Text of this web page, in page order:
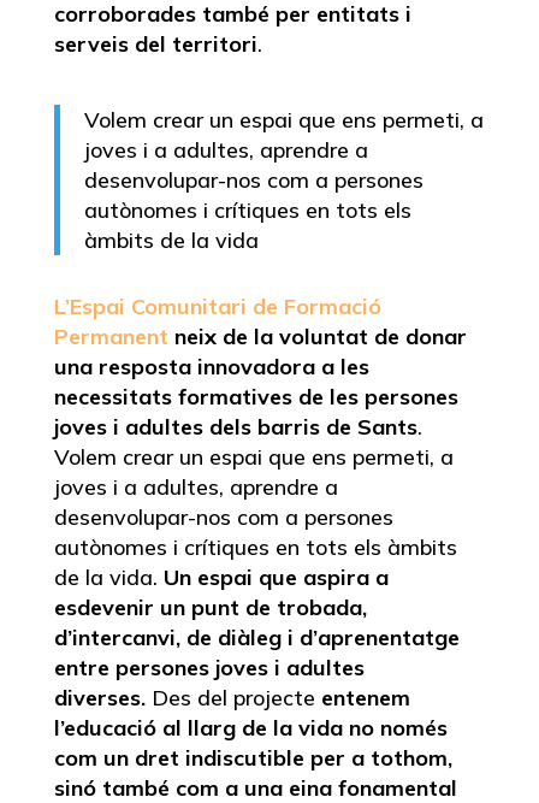
corroborades també per entitats i
serveis del territori.
Volem crear un espai que ens permeti, a
joves i a adultes, aprendre a
desenvolupar-nos com a persones
autònomes i crítiques en tots els
àmbits de la vida
L’Espai Comunitari de Formació
Permanent neix de la voluntat de donar
una resposta innovadora a les
necessitats formatives de les persones
joves i adultes dels barris de Sants.
Volem crear un espai que ens permeti, a
joves i a adultes, aprendre a
desenvolupar-nos com a persones
autònomes i crítiques en tots els àmbits
de la vida. Un espai que aspira a
esdevenir un punt de trobada,
d’intercanvi, de diàleg i d’aprenentatge
entre persones joves i adultes
diverses.Des del projecte entenem
l’educació al llarg de la vida no només
com un dret indiscutible per a tothom,
sinó també com a una eina fonamental